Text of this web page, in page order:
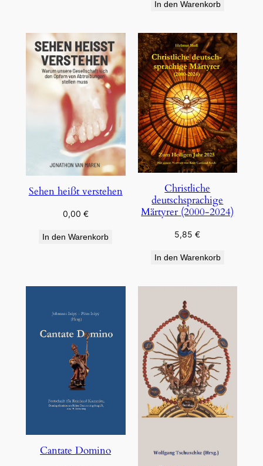
In den Warenkorb
Sehen heißt verstehen
0,00 €
In den Warenkorb
Christliche
deutschsprachige
Märtyrer (2000-2024)
5,85€
In den Warenkorb
Cantate Domino